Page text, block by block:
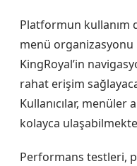
Platformun kullanım
menü
KingRoyal’in
rahat erişim
Kullanıcılar, menüler
kolayca
Performans testleri,